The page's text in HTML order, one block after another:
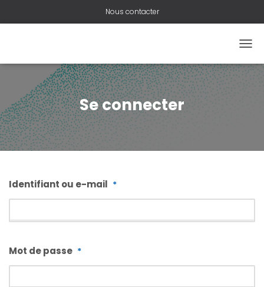
Nous contacter
Se connecter
Identifiant ou e-mail *
Mot de passe *